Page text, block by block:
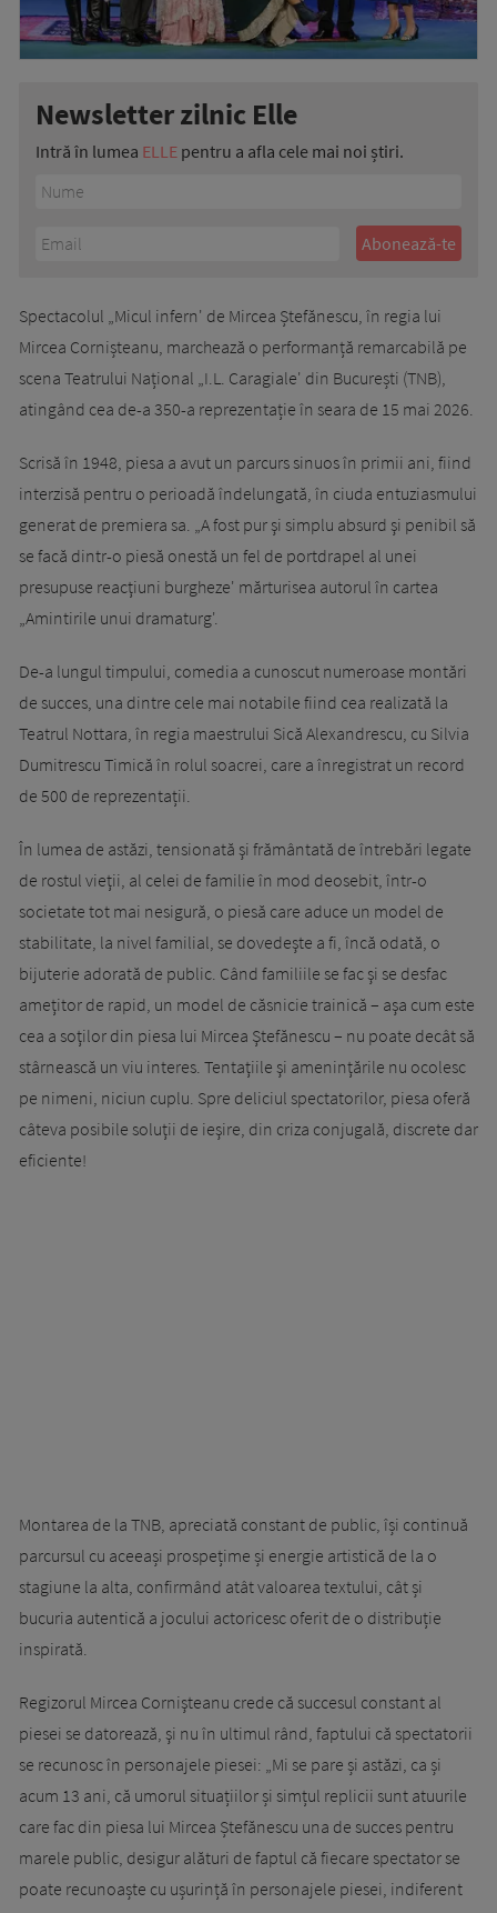
Newsletter zilnic Elle
Intră în lumea ELLE pentru a afla cele mai noi știri.
Spectacolul „Micul infern' de Mircea Ștefănescu, în regia lui
Mircea Cornișteanu, marchează o performanță remarcabilă pe
scena Teatrului Național „I.L. Caragiale' din București (TNB),
atingând cea de-a 350-a reprezentație în seara de 15 mai 2026.
Scrisă în 1948, piesa a avut un parcurs sinuos în primii ani, fiind
interzisă pentru o perioadă îndelungată, în ciuda entuziasmului
generat de premiera sa. „A fost pur şi simplu absurd şi penibil să
se facă dintr-o piesă onestă un fel de portdrapel al unei
presupuse reacţiuni burgheze' mărturisea autorul în cartea
„Amintirile unui dramaturg'.
De-a lungul timpului, comedia a cunoscut numeroase montări
de succes, una dintre cele mai notabile fiind cea realizată la
Teatrul Nottara, în regia maestrului Sică Alexandrescu, cu Silvia
Dumitrescu Timică în rolul soacrei, care a înregistrat un record
de 500 de reprezentații.
În lumea de astăzi, tensionată şi frământată de întrebări legate
de rostul vieţii, al celei de familie în mod deosebit, într-o
societate tot mai nesigură, o piesă care aduce un model de
stabilitate, la nivel familial, se dovedeşte a fi, încă odată, o
bijuterie adorată de public. Când familiile se fac şi se desfac
ameţitor de rapid, un model de căsnicie trainică – aşa cum este
cea a soţilor din piesa lui Mircea Ştefănescu – nu poate decât să
stârnească un viu interes. Tentaţiile şi ameninţările nu ocolesc
pe nimeni, niciun cuplu. Spre deliciul spectatorilor, piesa oferă
câteva posibile soluţii de ieşire, din criza conjugală, discrete dar
eficiente!
Montarea de la TNB, apreciată constant de public, își continuă
parcursul cu aceeași prospețime și energie artistică de la o
stagiune la alta, confirmând atât valoarea textului, cât și
bucuria autentică a jocului actoricesc oferit de o distribuție
inspirată.
Regizorul Mircea Cornişteanu crede că succesul constant al
piesei se datorează, şi nu în ultimul rând, faptului că spectatorii
se recunosc în personajele piesei: „Mi se pare și astăzi, ca și
acum 13 ani, că umorul situațiilor și simțul replicii sunt atuurile
care fac din piesa lui Mircea Ștefănescu una de succes pentru
marele public, desigur alături de faptul că fiecare spectator se
poate recunoaște cu ușurință în personajele piesei, indiferent